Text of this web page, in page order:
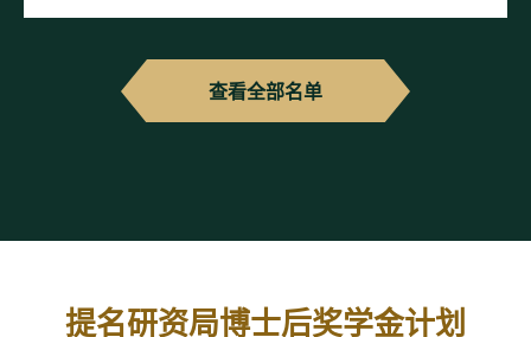
查看全部名单
提名研资局博士后奖学金计划